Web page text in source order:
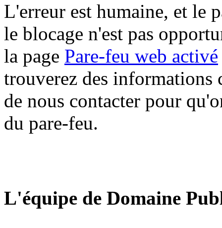
L'erreur est humaine, et le
le blocage n'est pas
la page Pare-feu web activé
trouverez des informations
de nous contacter pour
du pare-feu.
L'équipe de Domaine